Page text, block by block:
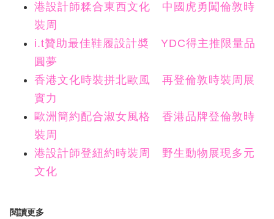
港設計師糅合東西文化 中國虎勇闖倫敦時
裝周
i.t贊助最佳鞋履設計奬 YDC得主推限量品
圓夢
香港文化時裝拼北歐風 再登倫敦時裝周展
實力
歐洲簡約配合淑女風格 香港品牌登倫敦時
裝周
港設計師登紐約時裝周 野生動物展現多元
文化
閱讀更多